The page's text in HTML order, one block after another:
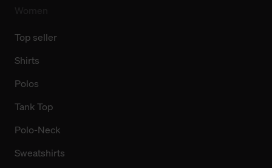
Top seller
Shirts
Polos
Tank Top
Polo-Neck
Sweatshirts